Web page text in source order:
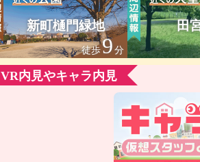
新町樋門緑地
徒歩9分
田
VR内見やキャラ内見